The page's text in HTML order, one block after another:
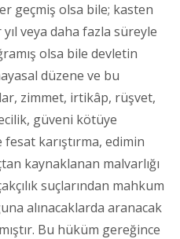
geçmiş olsa bile; kasten
veya daha fazla süreyle
olsa bile devletin
düzene ve bu
zimmet, irtikâp, rüşvet,
güveni kötüye
karıştırma, edimin
kaynaklanan malvarlığı
suçlarından mahkum
alınacaklarda aranacak
Bu hüküm gereğince